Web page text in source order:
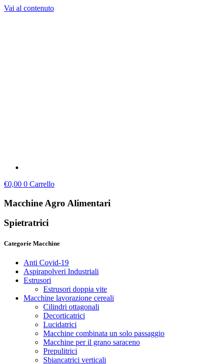
Vai al contenuto
€0,00 0 Carrello
Macchine Agro Alimentari
Spietratrici
Categorie Macchine
Anti Covid-19
Aspirapolveri Industriali
Estrusori
Estrusori doppia vite
Macchine lavorazione cereali
Cilindri ottagonali
Decorticatrici
Lucidatrici
Macchine combinata un solo passaggio
Macchine per il grano saraceno
Prepulitrici
Sbiancatrici verticali